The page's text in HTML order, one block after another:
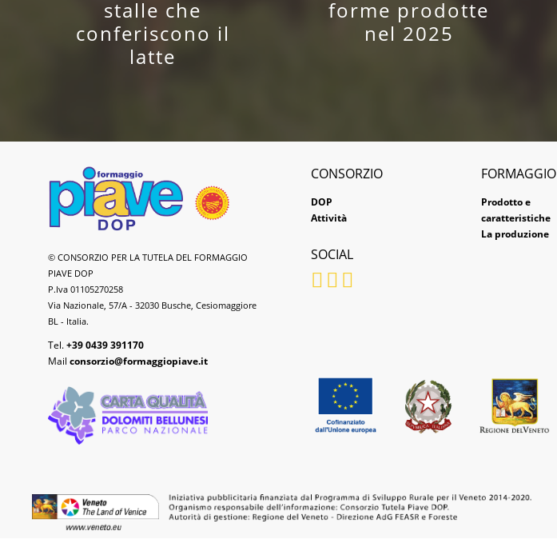
stalle che
conferiscono il
latte
forme prodotte
nel 2025
Formaggio
Piave
DOP
© CONSORZIO PER LA TUTELA DEL FORMAGGIO
PIAVE DOP
P.Iva 01105270258
Via Nazionale, 57/A - 32030 Busche, Cesiomaggiore
BL - Italia.
Tel.+39 0439 391170
Mail consorzio@formaggiopiave.it
CONSORZIO
DOP
Attività
SOCIAL
FORMAGGIO
Prodotto e
caratteristiche
La produzione